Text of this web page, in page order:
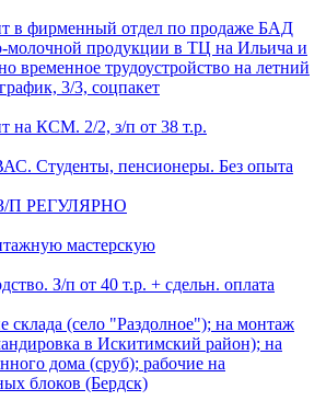
в фирменный отдел по продаже БАД
молочной продукции в ТЦ на Ильича и
временное трудоустройство на летний
3/3, соцпакет
на КСМ. 2/2, з/п от 38 т.р.
пенсионеры. Без опыта
П РЕГУЛЯРНО
мастерскую
З/п от 40 т.р. + сдельн. оплата
склада (село "Раздолное"); на монтаж
в Искитимский район); на
дома (сруб); рабочие на
блоков (Бердск)